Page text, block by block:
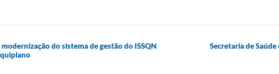
do sistema de gestão do ISSQN
Secretaria de